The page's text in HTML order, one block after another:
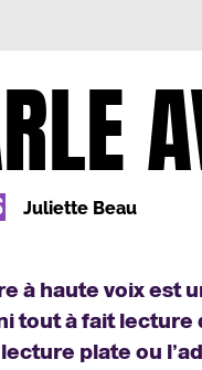
Juliette Beau
à haute voix est
tout à fait lecture
plate ou